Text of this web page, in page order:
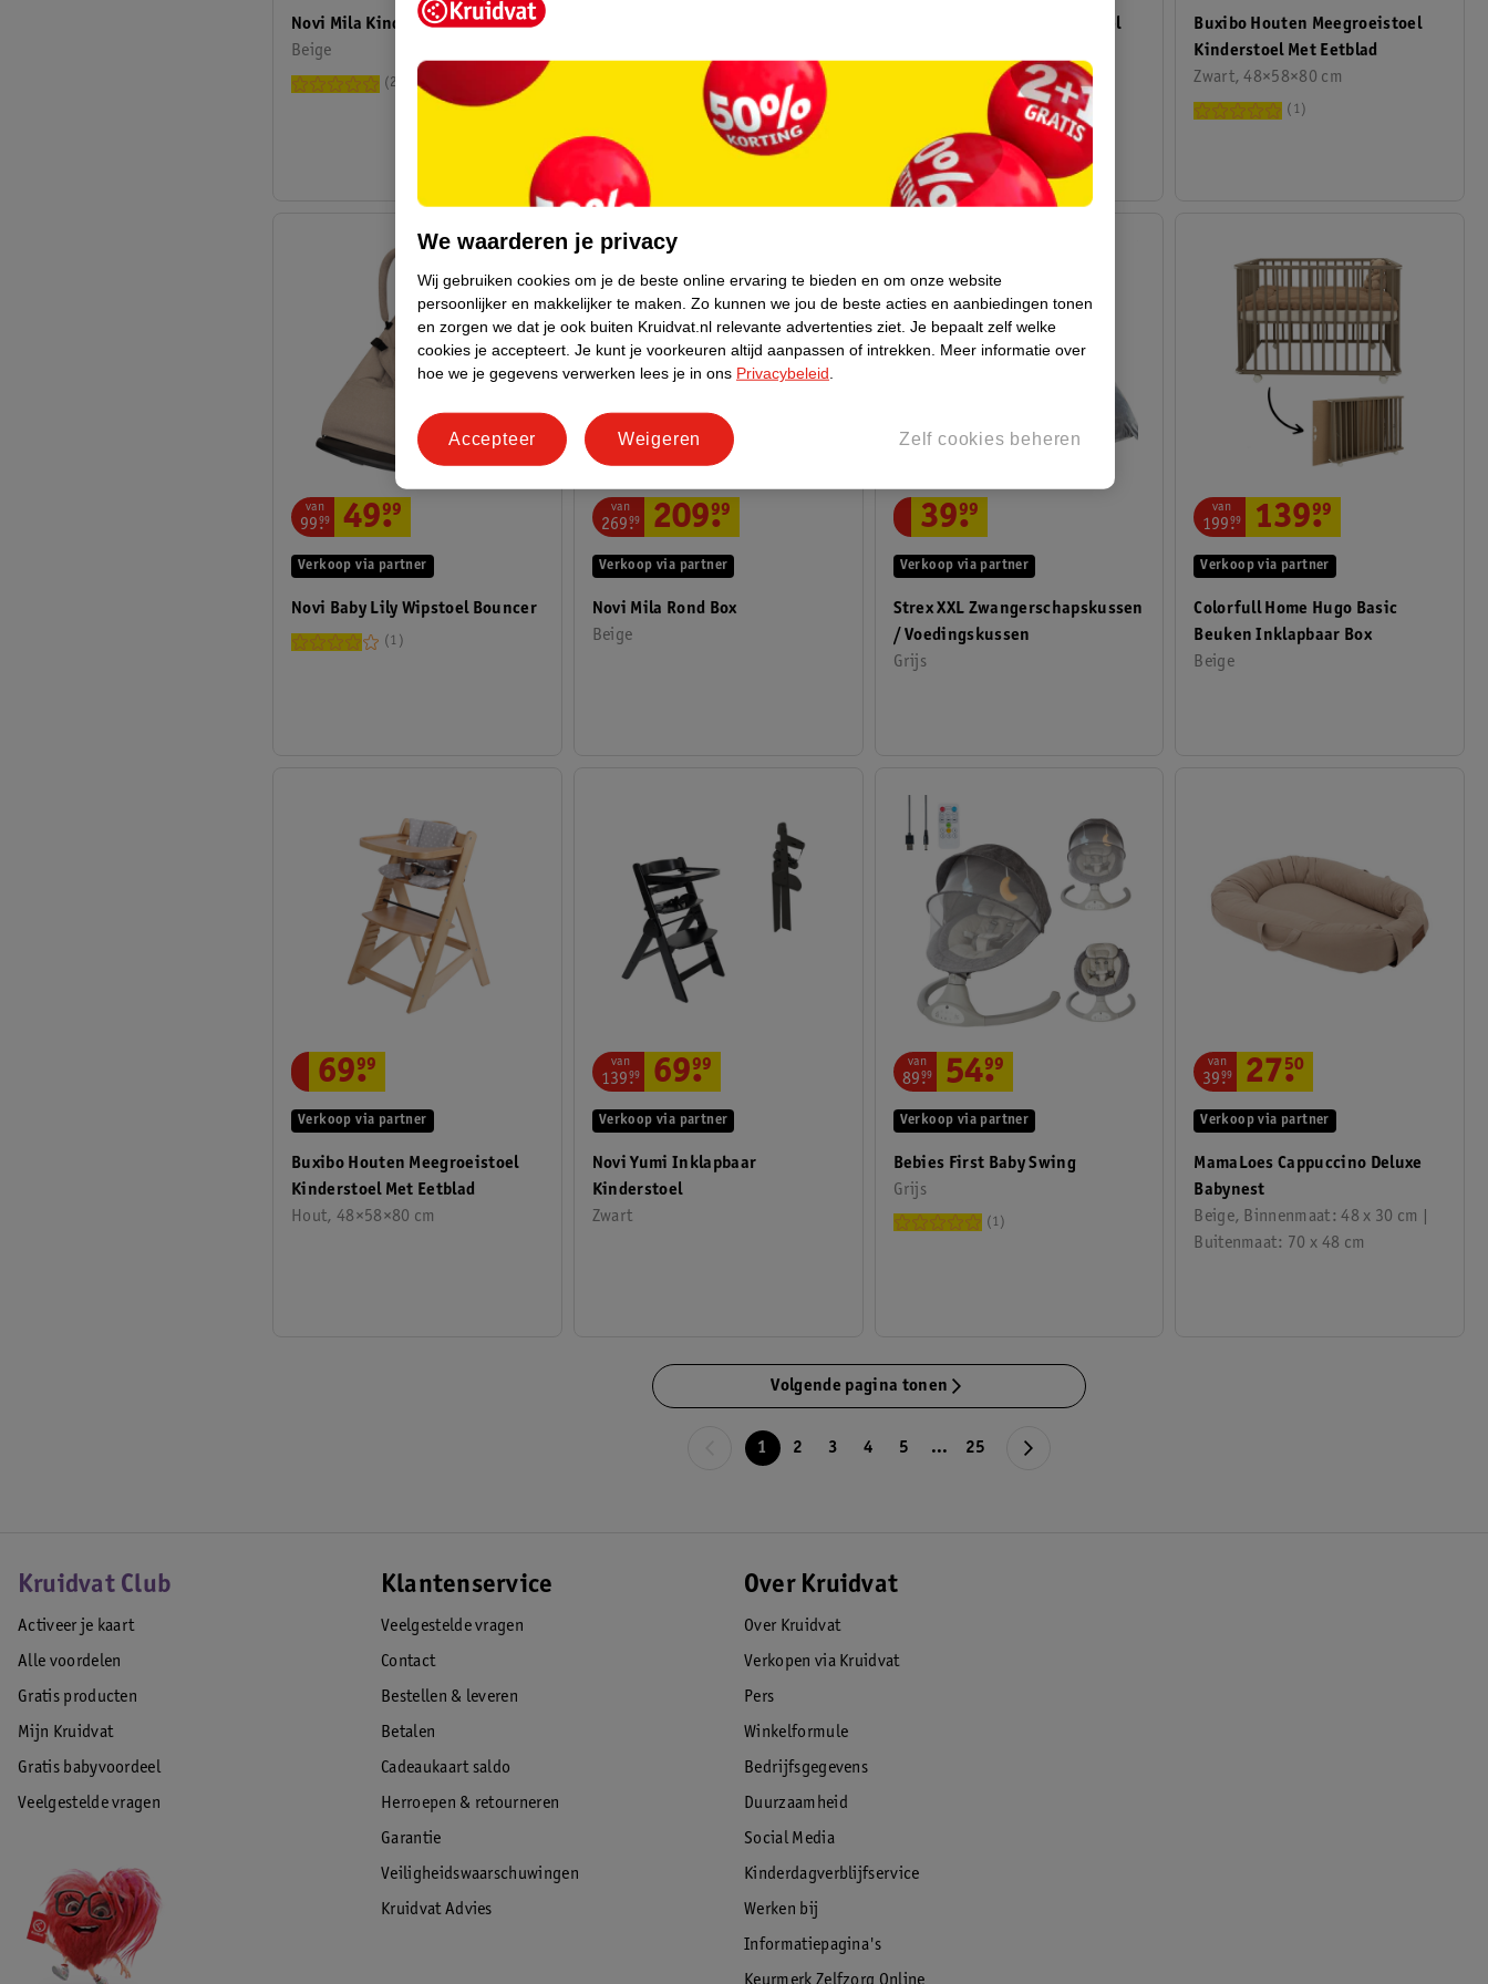
Novi Mila Kinderstoel
Beige
2
Buxibo Houten Meegroeistoel
Walnut, 48×58×80 cm
Buxibo Houten Meegroeistoel
Kinderstoel Met Eetblad
Zwart, 48×58×80 cm
1
Novi Baby Lily Wipstoel Bouncer
Verkoop via partner
van
99.
99 49.
99
1
Novi Mila Rond Box
Beige
Verkoop via partner
van
269.
99 209.
99
Strex XXL Zwangerschapskussen
/ Voedingskussen
Grijs
Verkoop via partner
39.
99
Colorfull Home Hugo Basic
Beuken Inklapbaar Box
Beige
Verkoop via partner
van
199.
99 139.
99
Buxibo Houten Meegroeistoel
Kinderstoel Met Eetblad
Hout, 48×58×80 cm
Verkoop via partner
69.
99
Novi Yumi Inklapbaar
Kinderstoel
Zwart
Verkoop via partner
van
139.
99 69.
99
Bebies First Baby Swing
Grijs
Verkoop via partner
van
89.
99 54.
99
1
MamaLoes Cappuccino Deluxe
Babynest
Beige, Binnenmaat: 48 x 30 cm |
Buitenmaat: 70 x 48 cm
Verkoop via partner
van
39.
99 27.
50
Volgende pagina tonen
1 2 3 4 5 ... 25
Kruidvat Club
Activeer je kaart
Alle voordelen
Gratis producten
Mijn Kruidvat
Gratis babyvoordeel
Veelgestelde vragen
Klantenservice
Veelgestelde vragen
Contact
Bestellen & leveren
Betalen
Cadeaukaart saldo
Herroepen & retourneren
Garantie
Veiligheidswaarschuwingen
Kruidvat Advies
Over Kruidvat
Over Kruidvat
Verkopen via Kruidvat
Pers
Winkelformule
Bedrijfsgegevens
Duurzaamheid
Social Media
Kinderdagverblijfservice
Werken bij
Informatiepagina's
Keurmerk Zelfzorg Online
We waarderen je privacy
Wij gebruiken cookies om je de beste online ervaring te bieden en om onze website
persoonlijker en makkelijker te maken. Zo kunnen we jou de beste acties en aanbiedingen tonen
en zorgen we dat je ook buiten Kruidvat.nl relevante advertenties ziet. Je bepaalt zelf welke
cookies je accepteert. Je kunt je voorkeuren altijd aanpassen of intrekken.
Meer informatie over
hoe we je gegevens verwerken lees je in ons Privacybeleid
Zelf cookies beheren
Weigeren
Accepteer